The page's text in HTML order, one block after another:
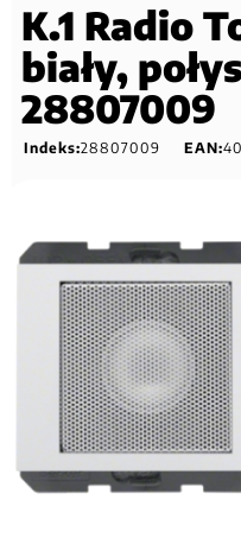
K.1 Radio
biały,
28807009
Indeks:28807009 EAN: